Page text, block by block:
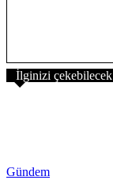
İlginizi
Gündem